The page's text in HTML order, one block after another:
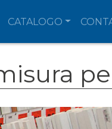
CATALOGO